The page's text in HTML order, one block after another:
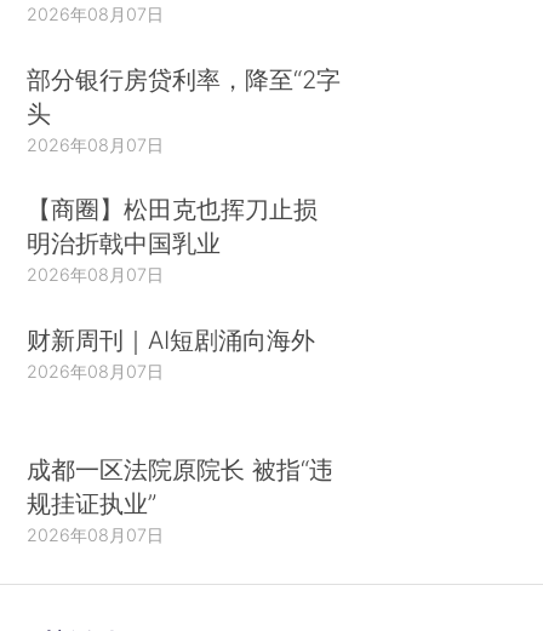
2026年08月07日
部分银行房贷利率，降至“2字
头
2026年08月07日
【商圈】松田克也挥刀止损
明治折戟中国乳业
2026年08月07日
财新周刊｜AI短剧涌向海外
2026年08月07日
成都一区法院原院长 被指“违
规挂证执业”
2026年08月07日